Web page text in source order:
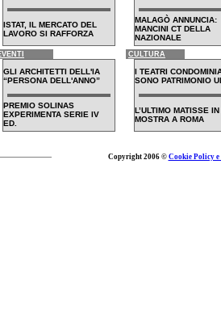
ISTAT, IL MERCATO DEL
LAVORO SI RAFFORZA
MALAGÒ ANNUNCIA:
MANCINI CT DELLA
NAZIONALE
GLI ARCHITETTI DELL'IA
“PERSONA DELL'ANNO”
PREMIO SOLINAS
EXPERIMENTA SERIE IV
ED.
CULTURA
I TEATRI
SONO PATRIMONIO
L’ULTIMO MATISSE IN
MOSTRA A ROMA
Copyright 2006 © Cookie Policy